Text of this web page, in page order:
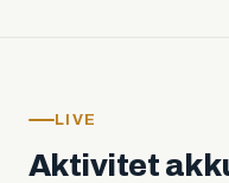
LIVE
Aktivitet